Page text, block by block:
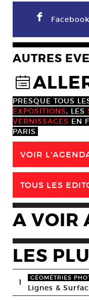
F Facebook
AUTRES
@
PRESQUE TOUS
EXPOSITIONS, LES
VERNISSAGES EN
PARIS.
VOIR
TOUS LES
A VOIR
LES
1 GÉOMÉTRIES
Lignes &